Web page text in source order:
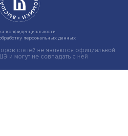
Общество